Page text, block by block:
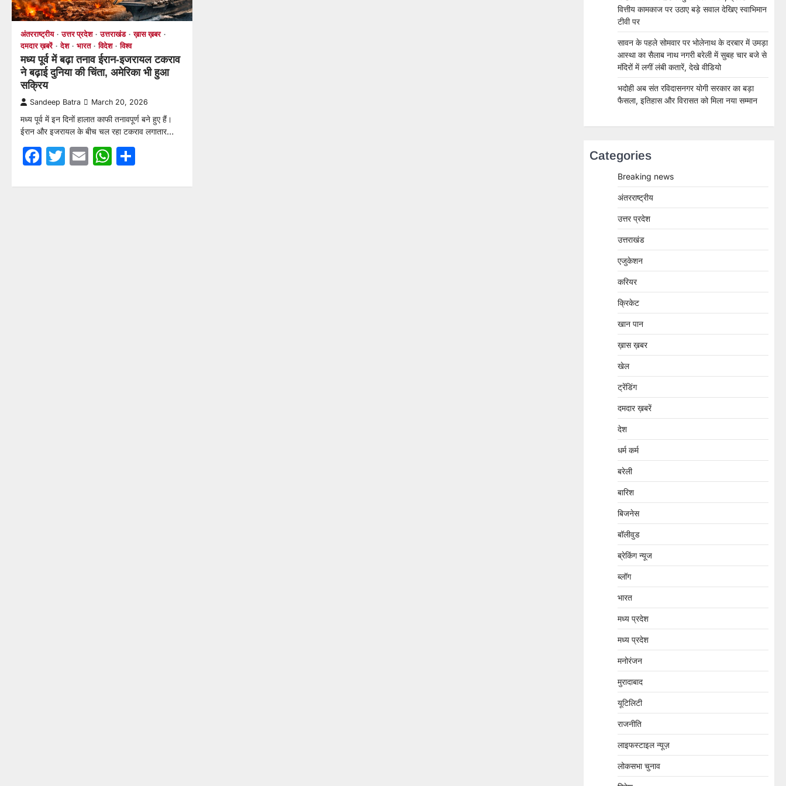
अंतरराष्ट्रीय उत्तर प्रदेश उत्तराखंड
ख़ास ख़बर
दमदार ख़बरें
देश भारत विदेश विश्व
मध्य पूर्व में बढ़ा तनाव ईरान-इजरायल टकराव
ने बढ़ाई दुनिया की चिंता, अमेरिका भी हुआ
सक्रिय
Sandeep Batra March 20, 2026
मध्य पूर्व में इन दिनों हालात काफी तनावपूर्ण बने हुए हैं।
ईरान और इजरायल के बीच चल रहा टकराव लगातार…
Facebook
Twitter
EmailWhatsApp
वित्तीय कामकाज पर उठाए बड़े सवाल देखिए स्वाभिमान
टीवी पर
सावन के पहले सोमवार पर भोलेनाथ के दरबार में उमड़ा
आस्था का सैलाब नाथ नगरी बरेली में सुबह चार बजे से
मंदिरों में लगीं लंबी कतारें, देखे वीडियो
भदोही अब संत रविदासनगर योगी सरकार का बड़ा
फैसला, इतिहास और विरासत को मिला नया सम्मान
Categories
Breaking news
अंतरराष्ट्रीय
उत्तर प्रदेश
उत्तराखंड
एजुकेशन
करियर
क्रिकेट
खान पान
ख़ास ख़बर
खेल
ट्रेंडिंग
दमदार ख़बरें
देश
धर्म कर्म
बरेली
बारिश
बिजनेस
बॉलीवुड
ब्रेकिंग न्यूज
ब्लॉग
भारत
मध्य प्रदेश
मध्य प्रदेश
मनोरंजन
मुरादाबाद
यूटिलिटी
राजनीति
लाइफस्टाइल न्यूज़
लोकसभा चुनाव